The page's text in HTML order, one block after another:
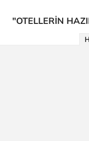
"OTELLERİN